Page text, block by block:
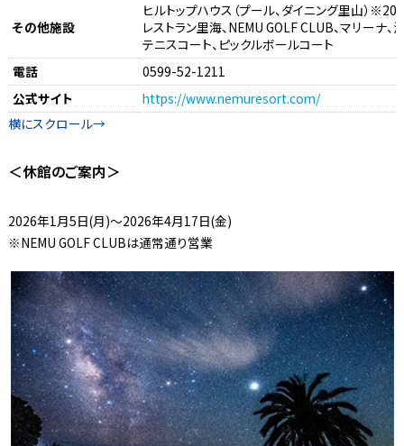
その他施設
ヒルトップハウス（プール、ダイニング里山）
レストラン里海、NEMU GOLF CLUB、マリーナ
テニスコート、ピックルボールコート
電話
0599-52-1211
公式サイト
https://www.nemuresort.com/
＜休館のご案内＞
2026年1月5日(月)～2026年4月17日(金)
※NEMU GOLF CLUBは通常通り営業